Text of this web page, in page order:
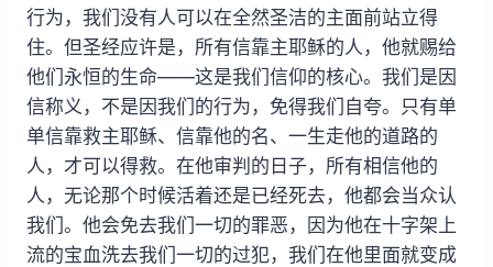
行为，我们没有人可以在全然圣洁的主面前站立得
住。但圣经应许是，所有信靠主耶稣的人，他就赐给
他们永恒的生命——这是我们信仰的核心。我们是因
信称义，不是因我们的行为，免得我们自夸。只有单
单信靠救主耶稣、信靠他的名、一生走他的道路的
人，才可以得救。在他审判的日子，所有相信他的
人，无论那个时候活着还是已经死去，他都会当众认
我们。他会免去我们一切的罪恶，因为他在十字架上
流的宝血洗去我们一切的过犯，我们在他里面就变成